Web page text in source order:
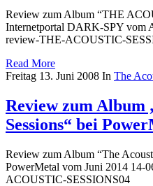
Review zum Album “THE
Internetportal DARK-SPY vom
review-THE-ACOUSTIC-
Read More
Freitag 13. Juni 2008 In The
Review zum Album
Sessions“ bei
Review zum Album “The
PowerMetal vom Juni 2014 14-
ACOUSTIC-SESSIONS04